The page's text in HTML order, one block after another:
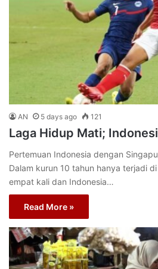
AN 5 days ago 121
Laga Hidup Mati;
Pertemuan Indonesia dengan
Dalam kurun 10 tahun hanya terjadi
empat kali dan Indonesia…
Read More »